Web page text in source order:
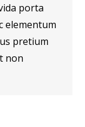
porta
elementum
pretium
non